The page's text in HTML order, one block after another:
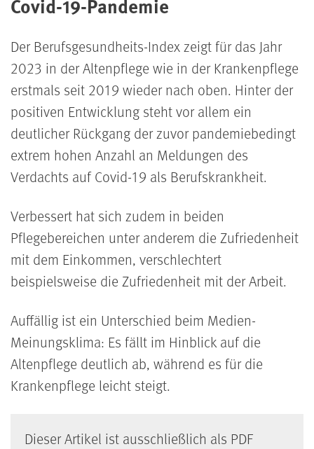
Covid-19-Pandemie
Der Berufsgesundheits-Index zeigt für das Jahr
2023 in der Altenpflege wie in der Krankenpflege
erstmals seit 2019 wieder nach oben. Hinter der
positiven Entwicklung steht vor allem ein
deutlicher Rückgang der zuvor pandemiebedingt
extrem hohen Anzahl an Meldungen des
Verdachts auf Covid-19 als Berufskrankheit.
Verbessert hat sich zudem in beiden
Pflegebereichen unter anderem die Zufriedenheit
mit dem Einkommen, verschlechtert
beispielsweise die Zufriedenheit mit der Arbeit.
Auffällig ist ein Unterschied beim Medien-
Meinungsklima: Es fällt im Hinblick auf die
Altenpflege deutlich ab, während es für die
Krankenpflege leicht steigt.
Dieser Artikel ist ausschließlich als PDF